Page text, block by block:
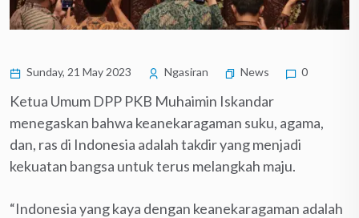
Sunday, 21 May 2023 Ngasiran News 0
Ketua Umum DPP PKB Muhaimin Iskandar
menegaskan bahwa keanekaragaman suku, agama,
dan, ras di Indonesia adalah takdir yang menjadi
kekuatan bangsa untuk terus melangkah maju.
“Indonesia yang kaya dengan keanekaragaman adalah